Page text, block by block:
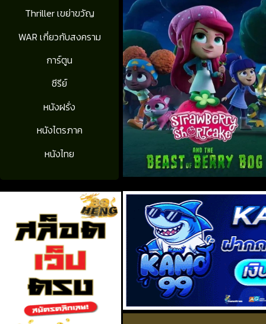
Thriller เขย่าขวัญ
WAR เกี่ยวกับสงคราม
การ์ตูน
ซีรีย์
หนังฝรั่ง
หนังไตรภาค
หนังไทย